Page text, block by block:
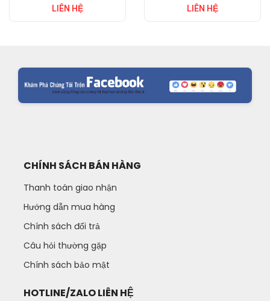
LIÊN HỆ LIÊN HỆ
CHÍNH SÁCH BÁN HÀNG
Thanh toán giao nhận
Hướng dẫn mua hàng
Chính sách đổi trả
Câu hỏi thường gặp
Chính sách bảo mật
HOTLINE/ZALO LIÊN HỆ